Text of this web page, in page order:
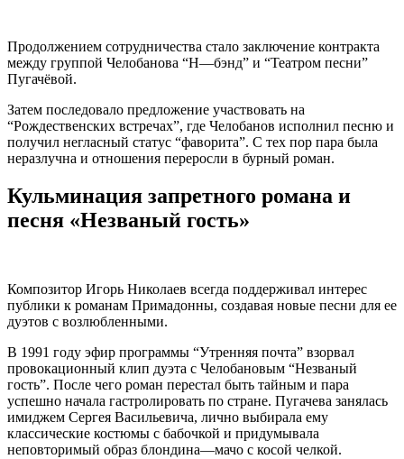
Продолжением сотрудничества стало заключение контракта
между группой Челобанова “Н—бэнд” и “Театром песни”
Пугачёвой.
Затем последовало предложение участвовать на
“Рождественских встречах”, где Челобанов исполнил песню и
получил негласный статус “фаворита”. С тех пор пара была
неразлучна и отношения переросли в бурный роман.
Кульминация запретного романа и
песня «Незваный гость»
Композитор Игорь Николаев всегда поддерживал интерес
публики к романам Примадонны, создавая новые песни для ее
дуэтов с возлюбленными.
В 1991 году эфир программы “Утренняя почта” взорвал
провокационный клип дуэта с Челобановым “Незваный
гость”. После чего роман перестал быть тайным и пара
успешно начала гастролировать по стране. Пугачева занялась
имиджем Сергея Васильевича, лично выбирала ему
классические костюмы с бабочкой и придумывала
неповторимый образ блондина—мачо с косой челкой.